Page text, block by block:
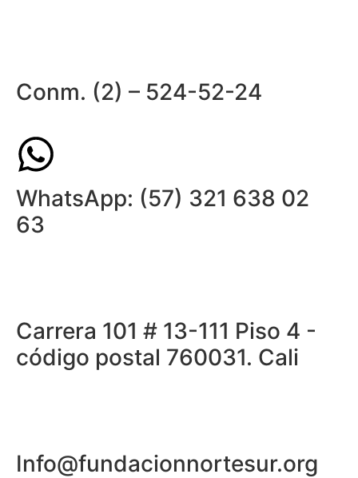
Conm. (2) – 524-52-24
WhatsApp: (57) 321 638 02
63
Carrera 101 # 13-111 Piso 4 -
código postal 760031. Cali
Info@fundacionnortesur.org